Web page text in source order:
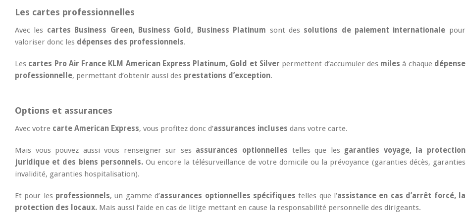
Les cartes professionnelles
Avec les cartes Business Green, Business Gold, Business Platinum sont des solutions de paiement internationale pour
valoriser donc les dépenses des professionnels.
Les cartes Pro Air France KLM American Express Platinum, Gold et Silver permettent d’accumuler des miles à chaque dépense
professionnelle, permettant d’obtenir aussi des prestations d’exception.
Options et assurances
Avec votre carte American Express, vous profitez donc d’assurances incluses dans votre carte.
Mais vous pouvez aussi vous renseigner sur ses assurances optionnelles telles que les garanties voyage, la protection
juridique et des biens personnels.Ou encore la télésurveillance de votre domicile ou la prévoyance (garanties décès, garanties
invalidité, garanties hospitalisation).
Et pour les professionnels, un gamme d’assurances optionnelles spécifiques telles que l’assistance en cas d’arrêt forcé, la
protection des locaux. Mais aussi l’aide en cas de litige mettant en cause la responsabilité personnelle des dirigeants.